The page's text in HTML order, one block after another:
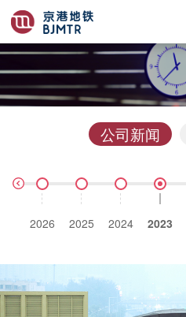
公司新闻
2026 2025 2024 2023